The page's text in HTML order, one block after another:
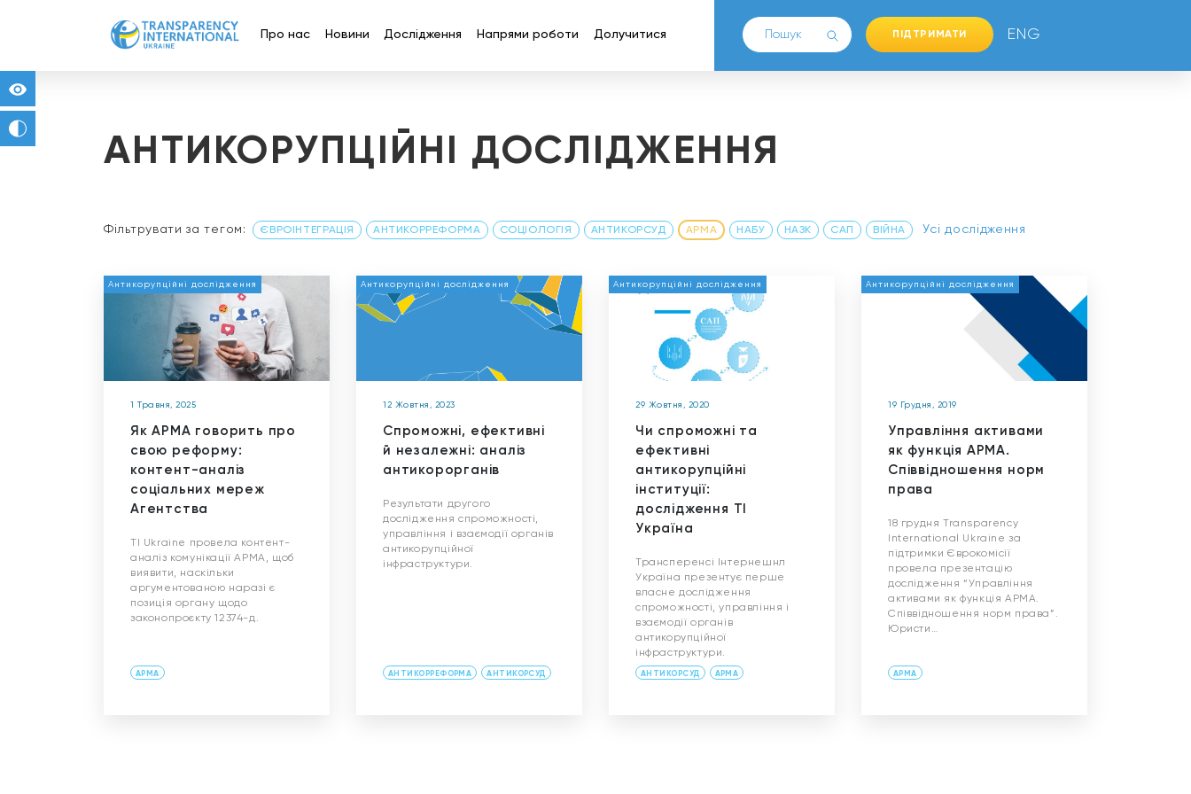
Про нас Новини Дослідження Напрями роботи Долучитися ПІДТРИМАТИ ENG
АНТИКОРУПЦІЙНІ ДОСЛІДЖЕННЯ
Фільтрувати за тегом: ЄВРОІНТЕГРАЦІЯ АНТИКОРРЕФОРМА СОЦІОЛОГІЯ АНТИКОРСУД АРМА НАБУ НАЗК САП ВІЙНА Усі дослідження
Антикорупційні дослідження
1 Травня, 2025
Як АРМА говорить про
свою реформу:
контент-аналіз
соціальних мереж
Агентства
TI Ukraine провела контент-
аналіз комунікації АРМА, щоб
виявити, наскільки
аргументованою наразі є
позиція органу щодо
законопроєкту 12374-д.
АРМА
Антикорупційні дослідження
12 Жовтня, 2023
Спроможні, ефективні
й незалежні: аналіз
антикорорганів
Результати другого
дослідження спроможності,
управління і взаємодії органів
антикорупційної
інфраструктури.
АНТИКОРРЕФОРМА АНТИКОРСУД
Антикорупційні дослідження
29 Жовтня, 2020
Чи спроможні та
ефективні
антикорупційні
інституції:
дослідження ТІ
Україна
Трансперенсі Інтернешнл
Україна презентує перше
власне дослідження
спроможності, управління і
взаємодії органів
антикорупційної
інфраструктури.
АНТИКОРСУД АРМА
Антикорупційні дослідження
19 Грудня, 2019
Управління активами
як функція АРМА.
Співвідношення норм
права
18 грудня Transparency
International Ukraine за
підтримки Єврокомісії
провела презентацію
дослідження “Управління
активами як функція АРМА.
Співвідношення норм права”.
Юристи…
АРМА